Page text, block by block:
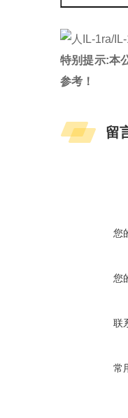
特别提示:本
参考！
留
您
您
联
常